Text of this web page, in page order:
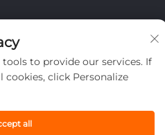
Heat Resistant Technology
pidätetään.
to provide our services. If
click Personalize
all